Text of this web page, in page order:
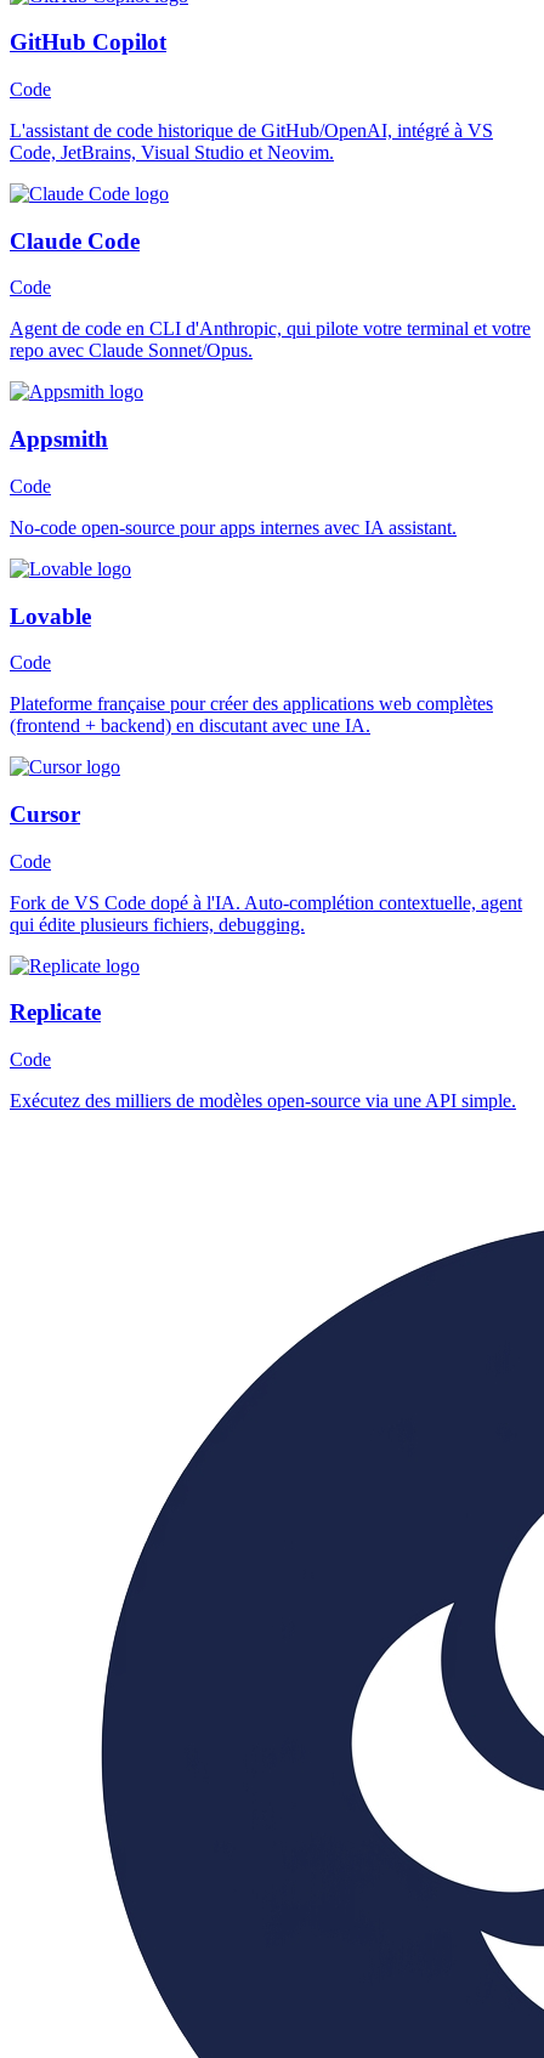
GitHub Copilot
Code
L'assistant de code historique de GitHub/OpenAI, intégré à VS
Code, JetBrains, Visual Studio et Neovim.
Claude Code
Code
Agent de code en CLI d'Anthropic, qui pilote votre terminal et votre
repo avec Claude Sonnet/Opus.
Appsmith
Code
No-code open-source pour apps internes avec IA assistant.
Lovable
Code
Plateforme française pour créer des applications web complètes
(frontend + backend) en discutant avec une IA.
Cursor
Code
Fork de VS Code dopé à l'IA. Auto-complétion contextuelle, agent
qui édite plusieurs fichiers, debugging.
Replicate
Code
Exécutez des milliers de modèles open-source via une API simple.